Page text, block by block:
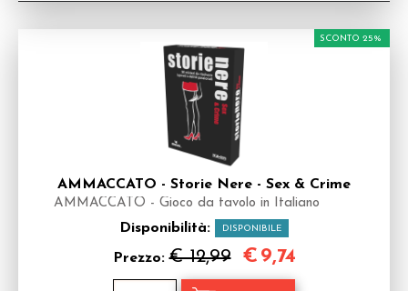
AMMACCATO - Storie Nere - Sex & Crime
AMMACCATO - Gioco da tavolo in Italiano
Disponibilità: DISPONIBILE
Prezzo:€ 12,99
SCONTO 25%
€ 9,74